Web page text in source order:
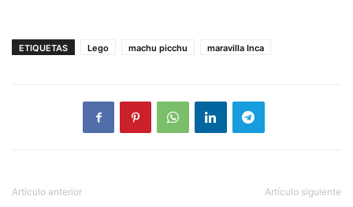
ETIQUETAS Lego machu picchu maravilla Inca
Artículo anterior Artículo siguiente